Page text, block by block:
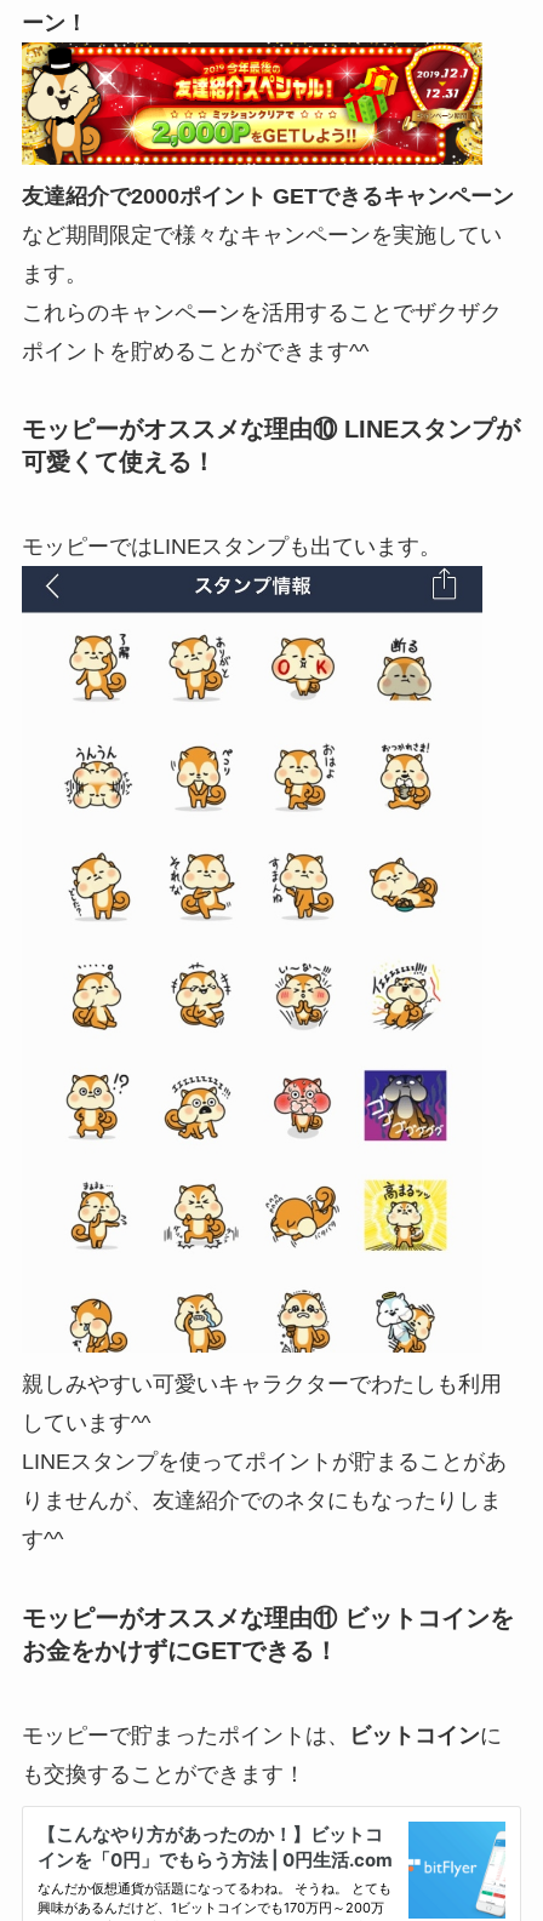
ーン！
友達紹介で2000ポイント GETできるキャンペーン
など期間限定で様々なキャンペーンを実施してい
ます。
これらのキャンペーンを活用することでザクザク
ポイントを貯めることができます^^
モッピーがオススメな理由⑩ LINEスタンプが
可愛くて使える！
モッピーではLINEスタンプも出ています。
親しみやすい可愛いキャラクターでわたしも利用
しています^^
LINEスタンプを使ってポイントが貯まることがあ
りませんが、友達紹介でのネタにもなったりしま
す^^
モッピーがオススメな理由⑪ ビットコインを
お金をかけずにGETできる！
モッピーで貯まったポイントは、 ビットコインに
も交換することができます！